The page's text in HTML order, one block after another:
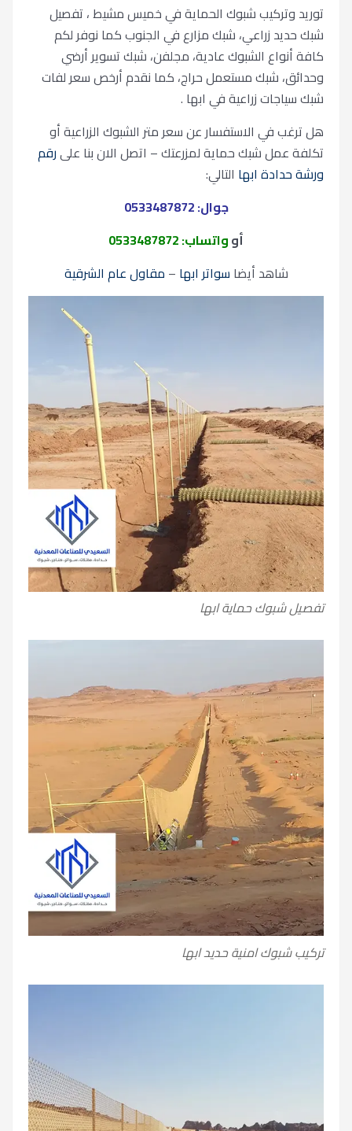
توريد وتركيب شبوك الحماية في خميس مشيط ، تفصيل
شبك حديد زراعي، شبك مزارع في الجنوب كما نوفر لكم
كافة أنواع الشبوك عادية، مجلفن، شبك تسوير أرضي
وحدائق، شبك مستعمل حراج، كما نقدم أرخص سعر لفات
شبك سياجات زراعية في ابها .
هل ترغب في الاستفسار عن سعر متر الشبوك الزراعية أو
تكلفة عمل شبك حماية لمزرعتك – اتصل الان بنا علىرقم
ورشة حدادة ابها التالي:
جوال: 0533487872
أوواتساب: 0533487872
شاهد أيضا سواتر ابها – مقاول عام الشرقية
تفصيل شبوك حماية ابها
تركيب شبوك امنية حديد ابها